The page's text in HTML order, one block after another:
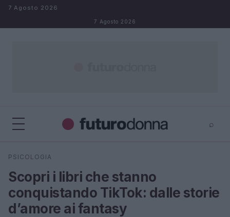
Salta al contenuto
7 Agosto 2026
7 Agosto 2026
⌕
Cerca
PSICOLOGIA
Scopri i libri che stanno
conquistando TikTok: dalle storie
d’amore ai fantasy